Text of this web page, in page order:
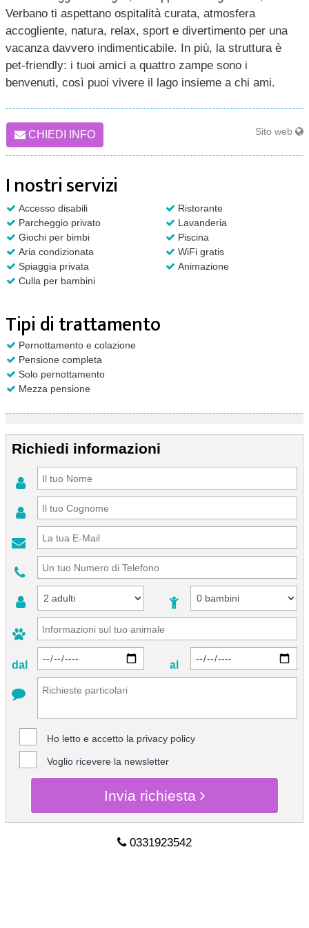
Verbano ti aspettano ospitalità curata, atmosfera
accogliente, natura, relax, sport e divertimento per una
vacanza davvero indimenticabile. In più, la struttura è
pet-friendly: i tuoi amici a quattro zampe sono i
benvenuti, così puoi vivere il lago insieme a chi ami.
CHIEDI INFO Sito web
I nostri servizi
Accesso disabili
Ristorante
Parcheggio privato
Lavanderia
Giochi per bimbi
Piscina
Aria condizionata
WiFi gratis
Spiaggia privata
Animazione
Culla per bambini
Tipi di trattamento
Pernottamento e colazione
Pensione completa
Solo pernottamento
Mezza pensione
Richiedi informazioni
dal al
Ho letto e accetto la privacy policy
Voglio ricevere la newsletter
Invia richiesta
0331923542